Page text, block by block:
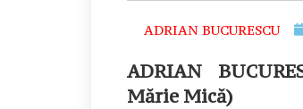
ADRIAN BUCURESCU
ADRIAN
Mărie Mică)